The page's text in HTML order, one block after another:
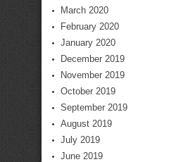
March 2020
February 2020
January 2020
December 2019
November 2019
October 2019
September 2019
August 2019
July 2019
June 2019